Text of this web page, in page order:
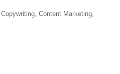
Content Marketing,